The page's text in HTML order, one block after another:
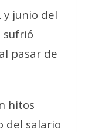
junio del
sufrió
pasar de
hitos
del salario